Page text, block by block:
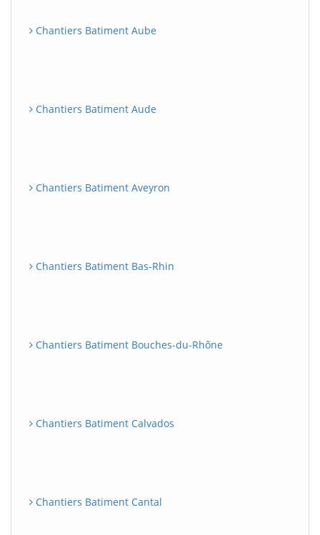
Chantiers Batiment Aube
Chantiers Batiment Aude
Chantiers Batiment Aveyron
Chantiers Batiment Bas-Rhin
Chantiers Batiment Bouches-du-Rhône
Chantiers Batiment Calvados
Chantiers Batiment Cantal